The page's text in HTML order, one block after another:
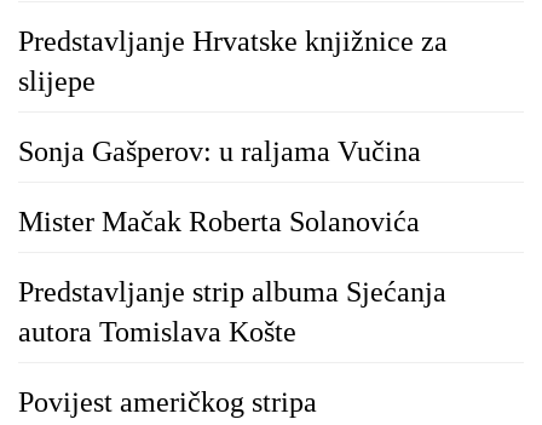
Predstavljanje Hrvatske knjižnice za
slijepe
Sonja Gašperov: u raljama Vučina
Mister Mačak Roberta Solanovića
Predstavljanje strip albuma Sjećanja
autora Tomislava Košte
Povijest američkog stripa